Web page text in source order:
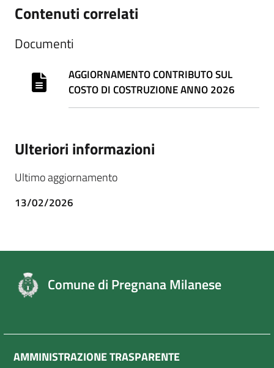
Contenuti correlati
Documenti
AGGIORNAMENTO CONTRIBUTO SUL
COSTO DI COSTRUZIONE ANNO 2026
Ulteriori informazioni
Ultimo aggiornamento
13/02/2026
Comune di Pregnana Milanese
AMMINISTRAZIONE TRASPARENTE